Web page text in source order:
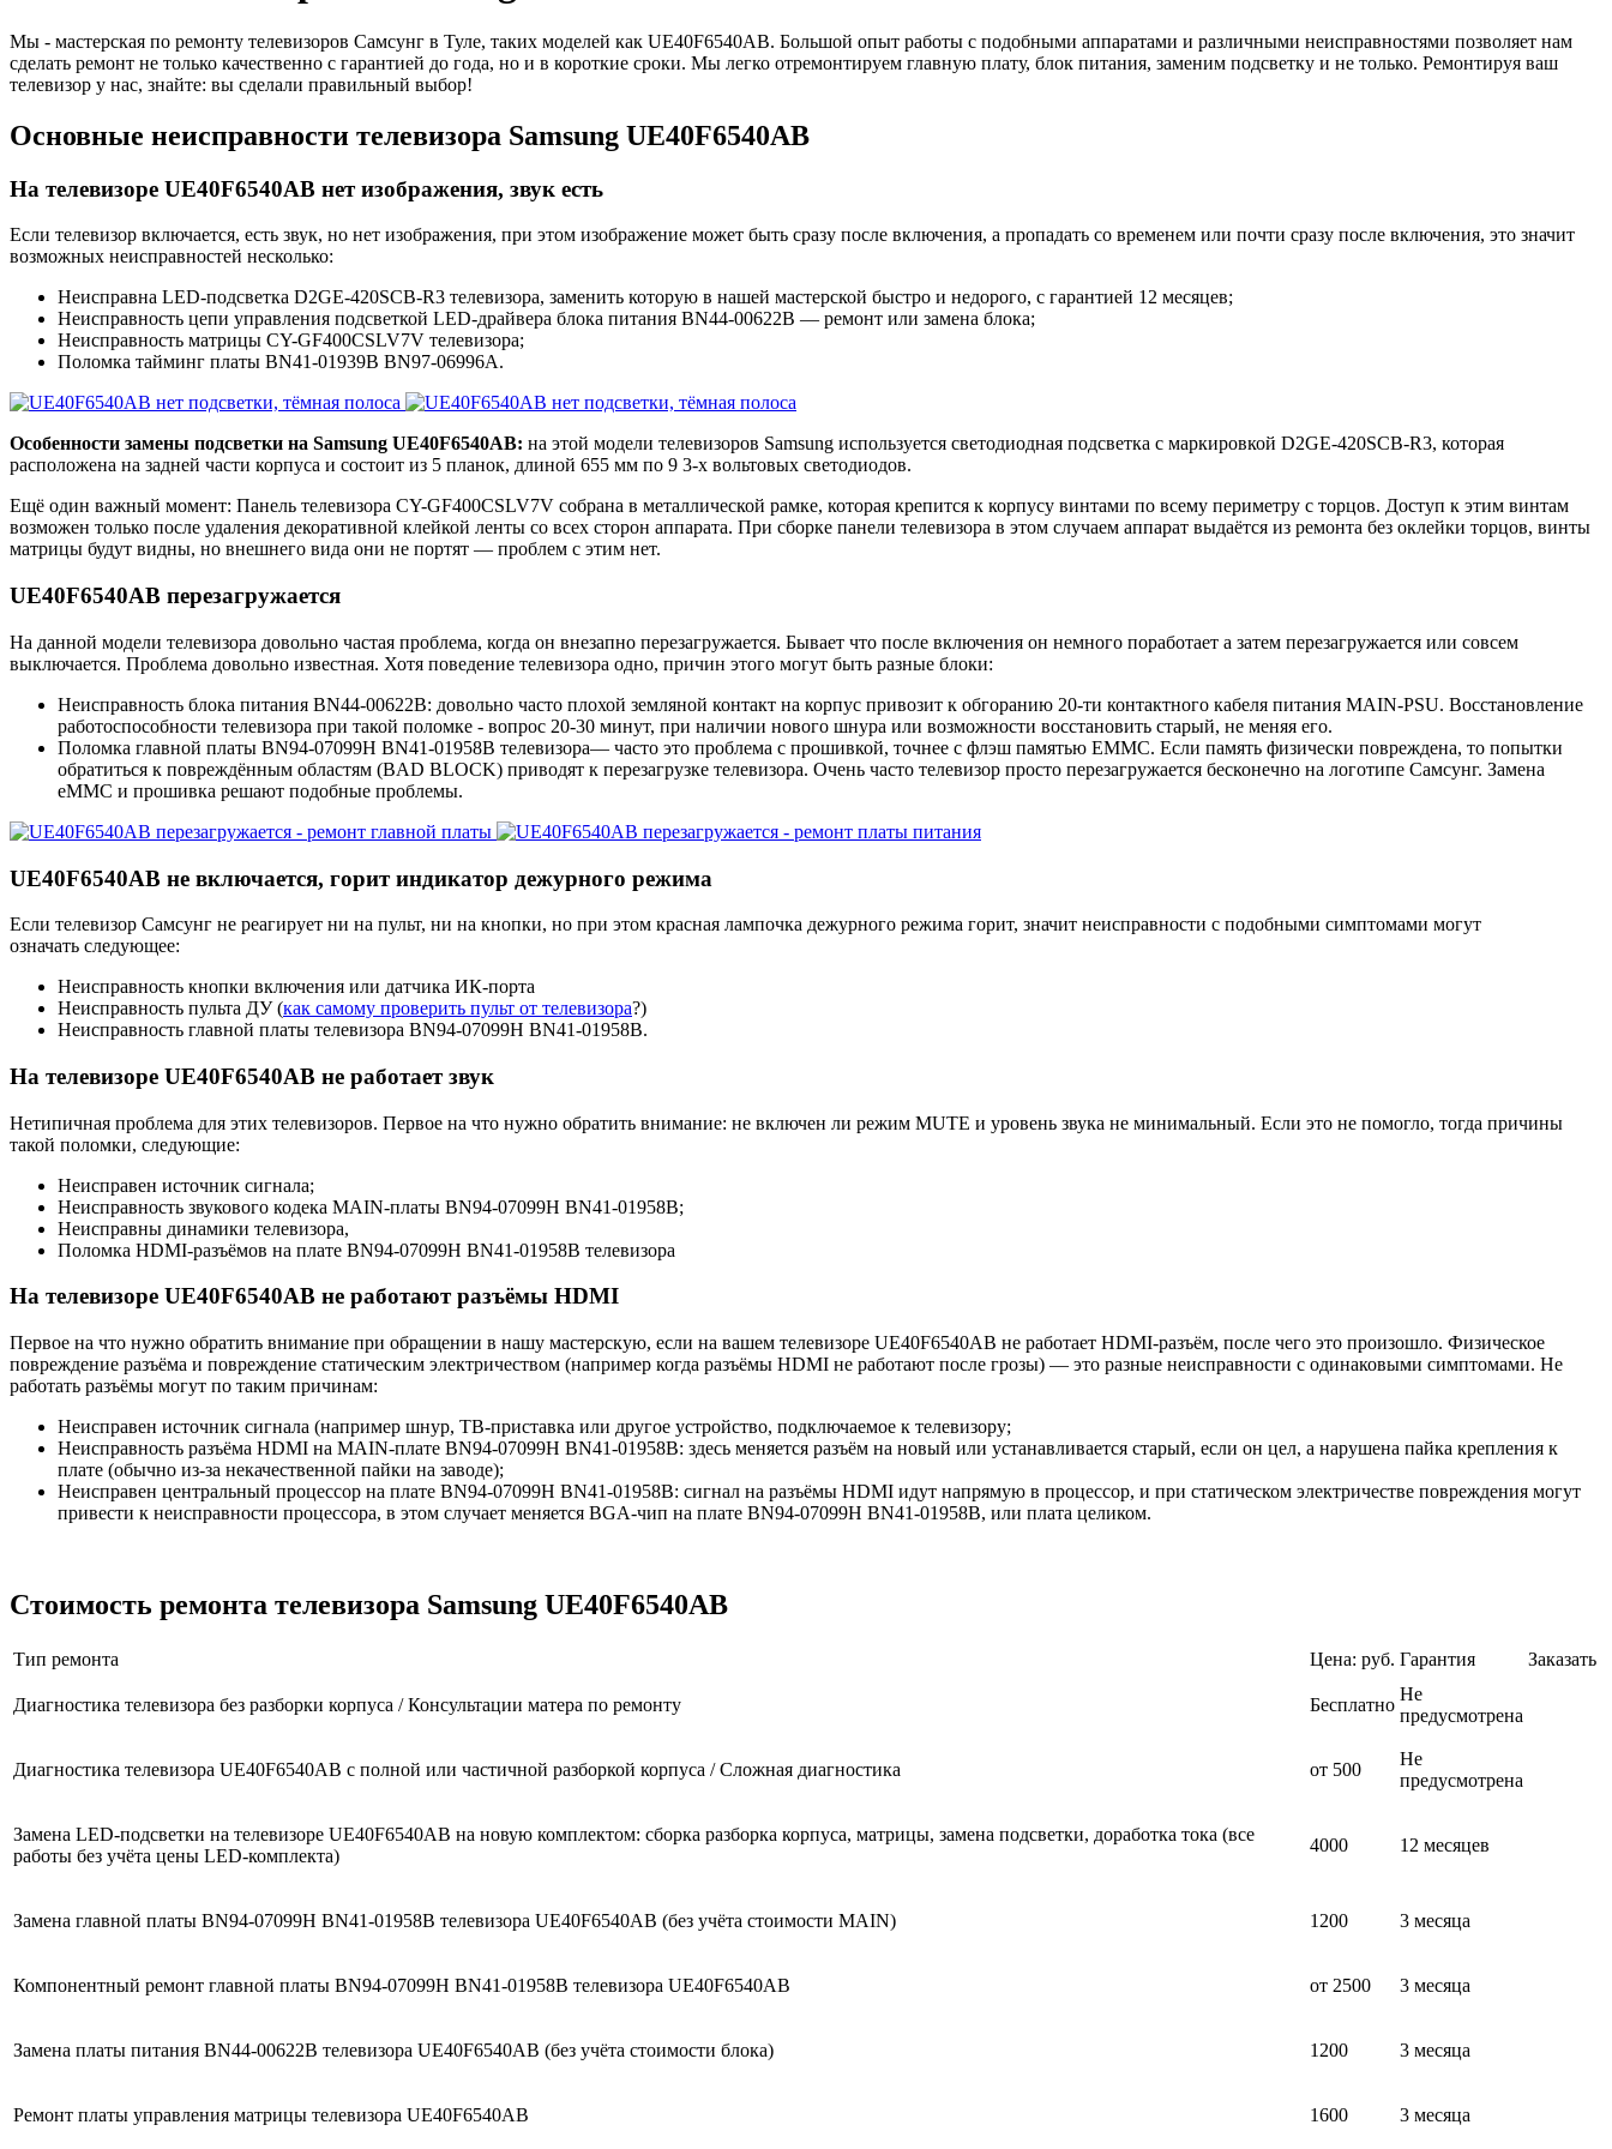
Мы - мастерская по ремонту телевизоров Самсунг в Туле, таких моделей как UE40F6540AB. Большой опыт работы с подобными аппаратами и различными неисправностями позволяет нам
сделать ремонт не только качественно с гарантией до года, но и в короткие сроки. Мы легко отремонтируем главную плату, блок питания, заменим подсветку и не только. Ремонтируя ваш
телевизор у нас, знайте: вы сделали правильный выбор!
Основные неисправности телевизора Samsung UE40F6540AB
На телевизоре UE40F6540AB нет изображения, звук есть
Если телевизор включается, есть звук, но нет изображения, при этом изображение может быть сразу после включения, а пропадать со временем или почти сразу после включения, это значит
возможных неисправностей несколько:
Неисправна LED-подсветка D2GE-420SCB-R3 телевизора, заменить которую в нашей мастерской быстро и недорого, с гарантией 12 месяцев;
Неисправность цепи управления подсветкой LED-драйвера блока питания BN44-00622B — ремонт или замена блока;
Неисправность матрицы CY-GF400CSLV7V телевизора;
Поломка тайминг платы BN41-01939B BN97-06996A.
Особенности замены подсветки на Samsung UE40F6540AB: на этой модели телевизоров Samsung используется светодиодная подсветка с маркировкой D2GE-420SCB-R3, которая
расположена на задней части корпуса и состоит из 5 планок, длиной 655 мм по 9 3-х вольтовых светодиодов.
Ещё один важный момент: Панель телевизора CY-GF400CSLV7V собрана в металлической рамке, которая крепится к корпусу винтами по всему периметру с торцов. Доступ к этим винтам
возможен только после удаления декоративной клейкой ленты со всех сторон аппарата. При сборке панели телевизора в этом случаем аппарат выдаётся из ремонта без оклейки торцов, винты
матрицы будут видны, но внешнего вида они не портят — проблем с этим нет.
UE40F6540AB перезагружается
На данной модели телевизора довольно частая проблема, когда он внезапно перезагружается. Бывает что после включения он немного поработает а затем перезагружается или совсем
выключается. Проблема довольно известная. Хотя поведение телевизора одно, причин этого могут быть разные блоки:
Неисправность блока питания BN44-00622B: довольно часто плохой земляной контакт на корпус привозит к обгоранию 20-ти контактного кабеля питания MAIN-PSU. Восстановление
работоспособности телевизора при такой поломке - вопрос 20-30 минут, при наличии нового шнура или возможности восстановить старый, не меняя его.
Поломка главной платы BN94-07099H BN41-01958B телевизора— часто это проблема с прошивкой, точнее с флэш памятью EMMC. Если память физически повреждена, то попытки
обратиться к повреждённым областям (BAD BLOCK) приводят к перезагрузке телевизора. Очень часто телевизор просто перезагружается бесконечно на логотипе Самсунг. Замена
eMMC и прошивка решают подобные проблемы.
UE40F6540AB не включается, горит индикатор дежурного режима
Если телевизор Самсунг не реагирует ни на пульт, ни на кнопки, но при этом красная лампочка дежурного режима горит, значит неисправности с подобными симптомами могут
означать следующее:
Неисправность кнопки включения или датчика ИК-порта
Неисправность пульта ДУ (как самому проверить пульт от телевизора?)
Неисправность главной платы телевизора BN94-07099H BN41-01958B.
На телевизоре UE40F6540AB не работает звук
Нетипичная проблема для этих телевизоров. Первое на что нужно обратить внимание: не включен ли режим MUTE и уровень звука не минимальный. Если это не помогло, тогда причины
такой поломки, следующие:
Неисправен источник сигнала;
Неисправность звукового кодека MAIN-платы BN94-07099H BN41-01958B;
Неисправны динамики телевизора,
Поломка HDMI-разъёмов на плате BN94-07099H BN41-01958B телевизора
На телевизоре UE40F6540AB не работают разъёмы HDMI
Первое на что нужно обратить внимание при обращении в нашу мастерскую, если на вашем телевизоре UE40F6540AB не работает HDMI-разъём, после чего это произошло. Физическое
повреждение разъёма и повреждение статическим электричеством (например когда разъёмы HDMI не работают после грозы) — это разные неисправности с одинаковыми симптомами. Не
работать разъёмы могут по таким причинам:
Неисправен источник сигнала (например шнур, ТВ-приставка или другое устройство, подключаемое к телевизору;
Неисправность разъёма HDMI на MAIN-плате BN94-07099H BN41-01958B: здесь меняется разъём на новый или устанавливается старый, если он цел, а нарушена пайка крепления к
плате (обычно из-за некачественной пайки на заводе);
Неисправен центральный процессор на плате BN94-07099H BN41-01958B: сигнал на разъёмы HDMI идут напрямую в процессор, и при статическом электричестве повреждения могут
привести к неисправности процессора, в этом случает меняется BGA-чип на плате BN94-07099H BN41-01958B, или плата целиком.
Стоимость ремонта телевизора Samsung UE40F6540AB
Тип ремонта Цена: руб. Гарантия Заказать
Диагностика телевизора без разборки корпуса / Консультации матера по ремонту Бесплатно
Не
предусмотрена
Диагностика телевизора UE40F6540AB с полной или частичной разборкой корпуса / Сложная диагностика от 500
Не
предусмотрена
Замена LED-подсветки на телевизоре UE40F6540AB на новую комплектом: сборка разборка корпуса, матрицы, замена подсветки, доработка тока (все
работы без учёта цены LED-комплекта)
4000 12 месяцев
Замена главной платы BN94-07099H BN41-01958B телевизора UE40F6540AB (без учёта стоимости MAIN) 1200 3 месяца
Компонентный ремонт главной платы BN94-07099H BN41-01958B телевизора UE40F6540AB от 2500 3 месяца
Замена платы питания BN44-00622B телевизора UE40F6540AB (без учёта стоимости блока) 1200 3 месяца
Ремонт платы управления матрицы телевизора UE40F6540AB 1600 3 месяца